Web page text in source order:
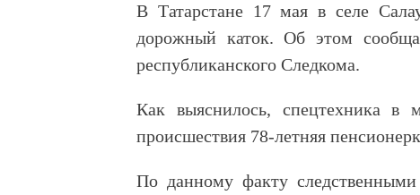
В Татарстане 17 мая в селе
дорожный каток. Об этом
республиканского Следкома.
Как выяснилось, спецтехника в
происшествия 78-летняя
По данному факту следственными